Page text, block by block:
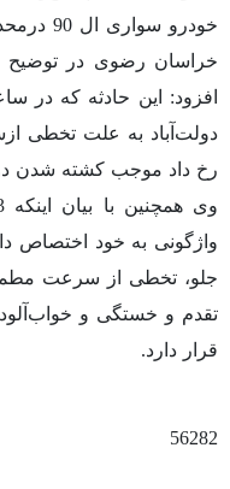
خودرو
خراسان رضوی در توضیح
دولت‌آباد به علت تخطی
رخ داد موجب کشته شدن
واژگونی به خود اختصاص
جلو، تخطی از سرعت
تقدم و خستگی و
قرار دارد.
56282